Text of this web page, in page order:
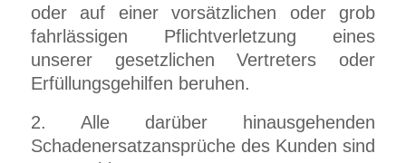
oder auf einer vorsätzlichen oder grob
fahrlässigen Pflichtverletzung eines
unserer gesetzlichen Vertreters oder
Erfüllungsgehilfen beruhen.
2. Alle darüber hinausgehenden
Schadenersatzansprüche des Kunden sind